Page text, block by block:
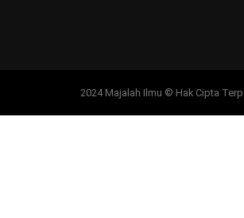
2024 Majalah Ilmu © Hak Cipta